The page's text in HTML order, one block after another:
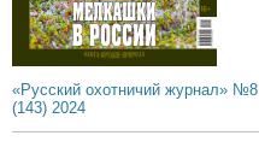
«Русский охотничий журнал» №8
(143) 2024